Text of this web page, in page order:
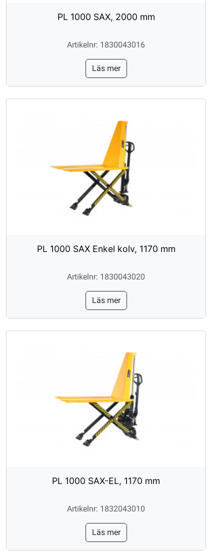
PL 1000 SAX, 2000 mm
Artikelnr: 1830043016
Läs mer
PL 1000 SAX Enkel kolv, 1170 mm
Artikelnr: 1830043020
Läs mer
PL 1000 SAX-EL, 1170 mm
Artikelnr: 1832043010
Läs mer